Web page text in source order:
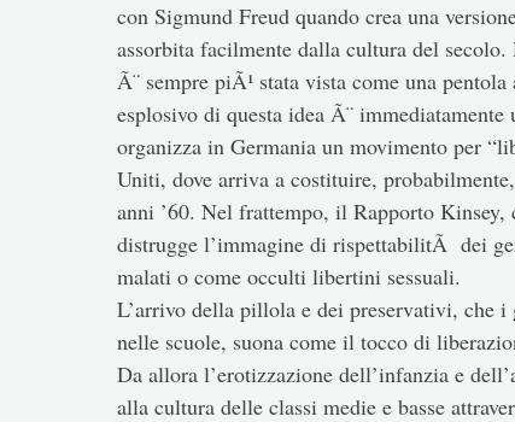
con Sigmund Freud quando crea una
assorbita facilmente dalla cultura del
Ã¨ sempre piÃ¹ stata vista come una
esplosivo di questa idea Ã¨
organizza in Germania un movimento per
Uniti, dove arriva a costituire,
anni ’60. Nel frattempo, il Rapporto Kinsey,
distrugge l’immagine di rispettabilitÃ dei
malati o come occulti libertini sessuali.
L’arrivo della pillola e dei preservativi, che
nelle scuole, suona come il tocco di
Da allora l’erotizzazione dell’infanzia e
alla cultura delle classi medie e basse